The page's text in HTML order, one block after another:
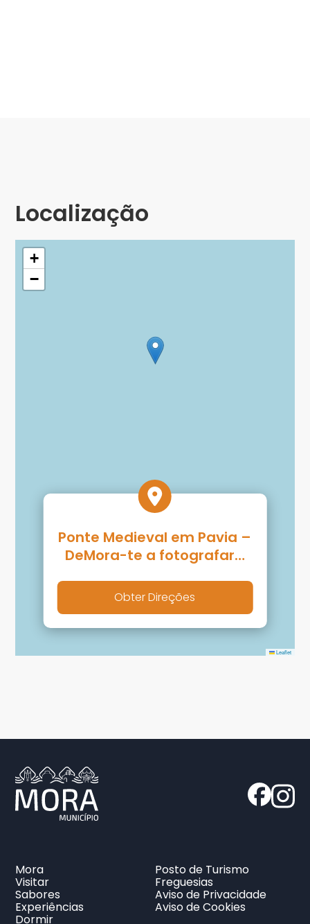
Localização
Ponte Medieval em Pavia –
DeMora-te a fotografar…
Obter Direções
+
−
Leaflet
Mora
Visitar
Sabores
Experiências
Dormir
Posto de Turismo
Freguesias
Aviso de Privacidade
Aviso de Cookies